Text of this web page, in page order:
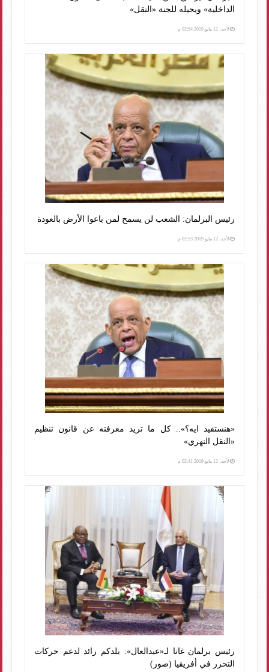
الداخلية» ويحيله للجنة «النقل»
الأحد، 12 مايو 2019 02:54 م
رئيس البرلمان: الشعب لن يسمح لمن باعوا الأرض بالعودة
الأحد، 12 مايو 2019 02:53 م
«هنستفيد ايه؟».. كل ما تريد معرفته عن قانون تنظيم
«النقل النهري»
الأحد، 12 مايو 2019 02:41 م
رئيس برلمان غانا لـ«عبدالعال»: بلدكم رائد لدعم حركات
التحرر في أفريقيا (صور)